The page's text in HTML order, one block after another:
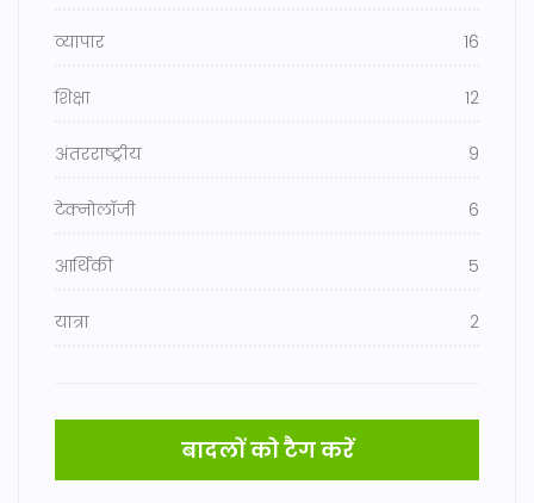
व्यापार 16
शिक्षा 12
अंतरराष्ट्रीय 9
टेक्नोलॉजी 6
आर्थिकी 5
यात्रा 2
बादलों को टैग करें